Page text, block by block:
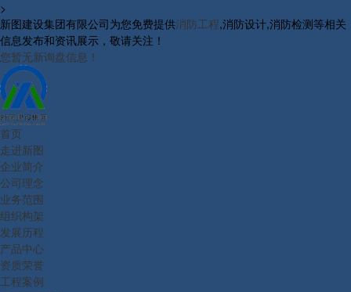
>
新图建设集团有限公司为您免费提供消防工程,消防设计,消防检测等相关
信息发布和资讯展示，敬请关注！
您暂无新询盘信息！
首页
走进新图
企业简介
公司理念
业务范围
组织构架
发展历程
产品中心
资质荣誉
工程案例